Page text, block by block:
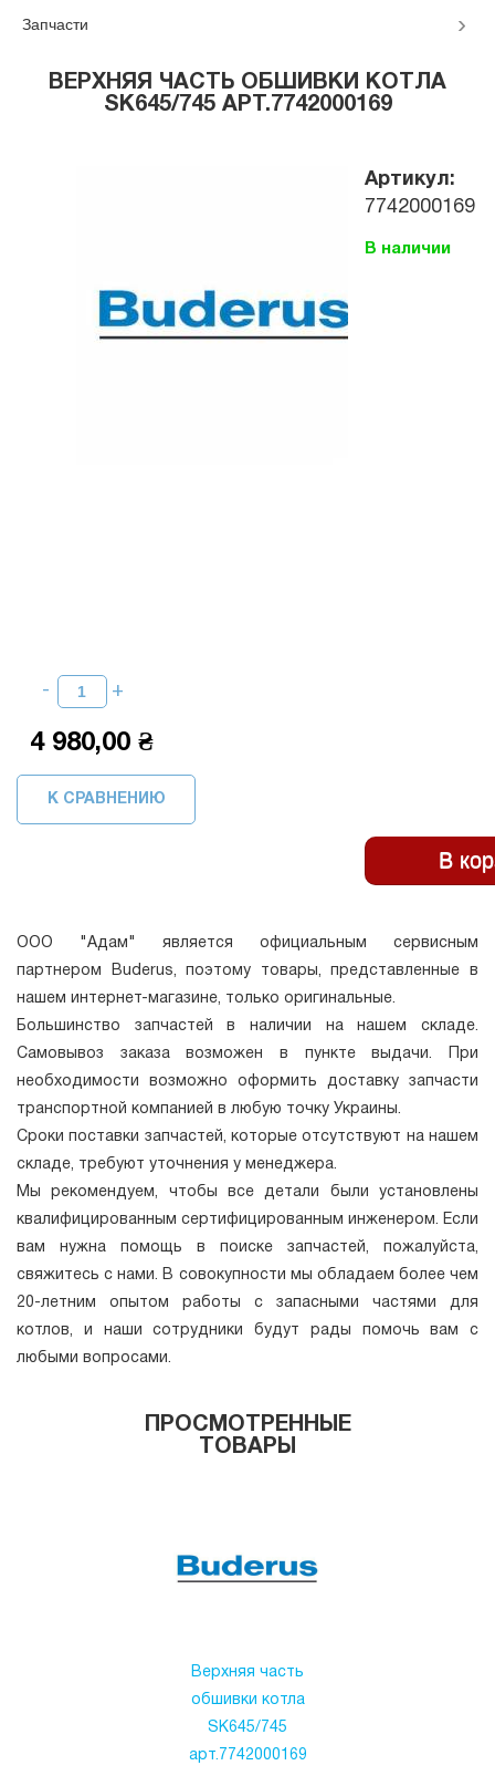
ВЕРХНЯЯ ЧАСТЬ ОБШИВКИ КОТЛА
SK645/745 АРТ.7742000169
Артикул:
7742000169
4 980,00 ₴
К СРАВНЕНИЮ
В наличии
ООО "Адам" является официальным сервисным
партнером Buderus, поэтому товары, представленные в
нашем интернет-магазине, только оригинальные.
Большинство запчастей в наличии на нашем складе.
Самовывоз заказа возможен в пункте выдачи. При
необходимости возможно оформить доставку запчасти
транспортной компанией в любую точку Украины.
Сроки поставки запчастей, которые отсутствуют на нашем
складе, требуют уточнения у менеджера.
Мы рекомендуем, чтобы все детали были установлены
квалифицированным сертифицированным инженером. Если
вам нужна помощь в поиске запчастей, пожалуйста,
свяжитесь с нами. В совокупности мы обладаем более чем
20-летним опытом работы с запасными частями для
котлов, и наши сотрудники будут рады помочь вам с
любыми вопросами.
ПРОСМОТРЕННЫЕ
ТОВАРЫ
Верхняя часть
обшивки котла
SK645/745
арт.7742000169
Запчасти